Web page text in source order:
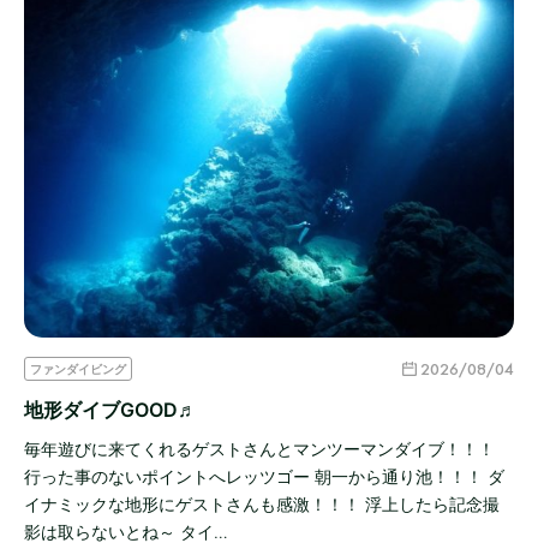
ファンダイビング 2026/08/04
地形ダイブGOOD♬
毎年遊びに来てくれるゲストさんとマンツーマンダイブ！！！
行った事のないポイントへレッツゴー 朝一から通り池！！！ ダ
イナミックな地形にゲストさんも感激！！！ 浮上したら記念撮
影は取らないとね～ タイ…